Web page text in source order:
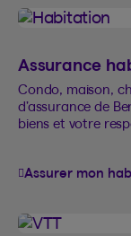
Assurance
Condo, maison,
d’assurance de
biens et votre
Assurer mon